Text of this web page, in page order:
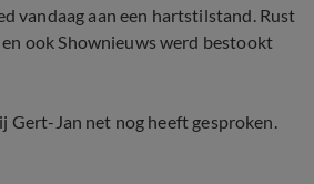
vandaag aan een hartstilstand. Rust
ook Shownieuws werd bestookt
Gert-Jan net nog heeft gesproken.